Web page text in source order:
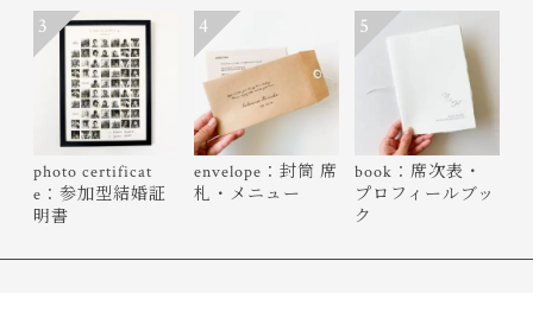
photo certificat
e：参加型結婚証
明書
3
envelope：封筒 席
札・メニュー
4
book：席次表・
プロフィールブッ
ク
5